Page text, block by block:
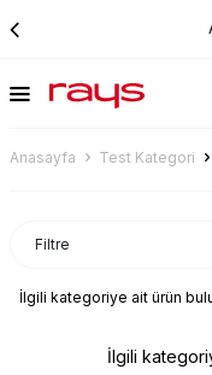
Anasayfa Test Kategori
Filtre
İlgili kategoriye ait ürün
İlgili